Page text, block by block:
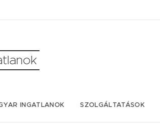
INGATLANOK SZOLGÁLTATÁSOK